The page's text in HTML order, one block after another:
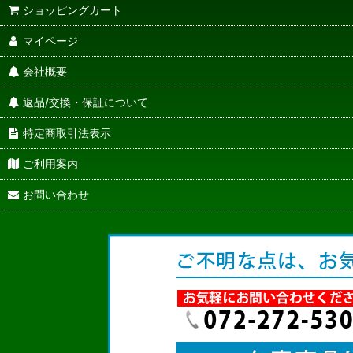
ショッピングカート
マイページ
会社概要
返品/交換・保証について
特定商取引法表示
ご利用案内
お問い合わせ